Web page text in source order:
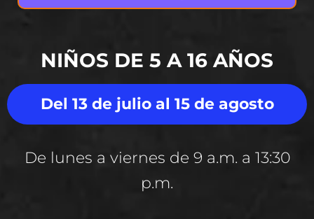
NIÑOS DE 5 A 16 AÑOS
Del 13 de julio al 15 de agosto
De lunes a viernes de 9 a.m. a 13:30
p.m.